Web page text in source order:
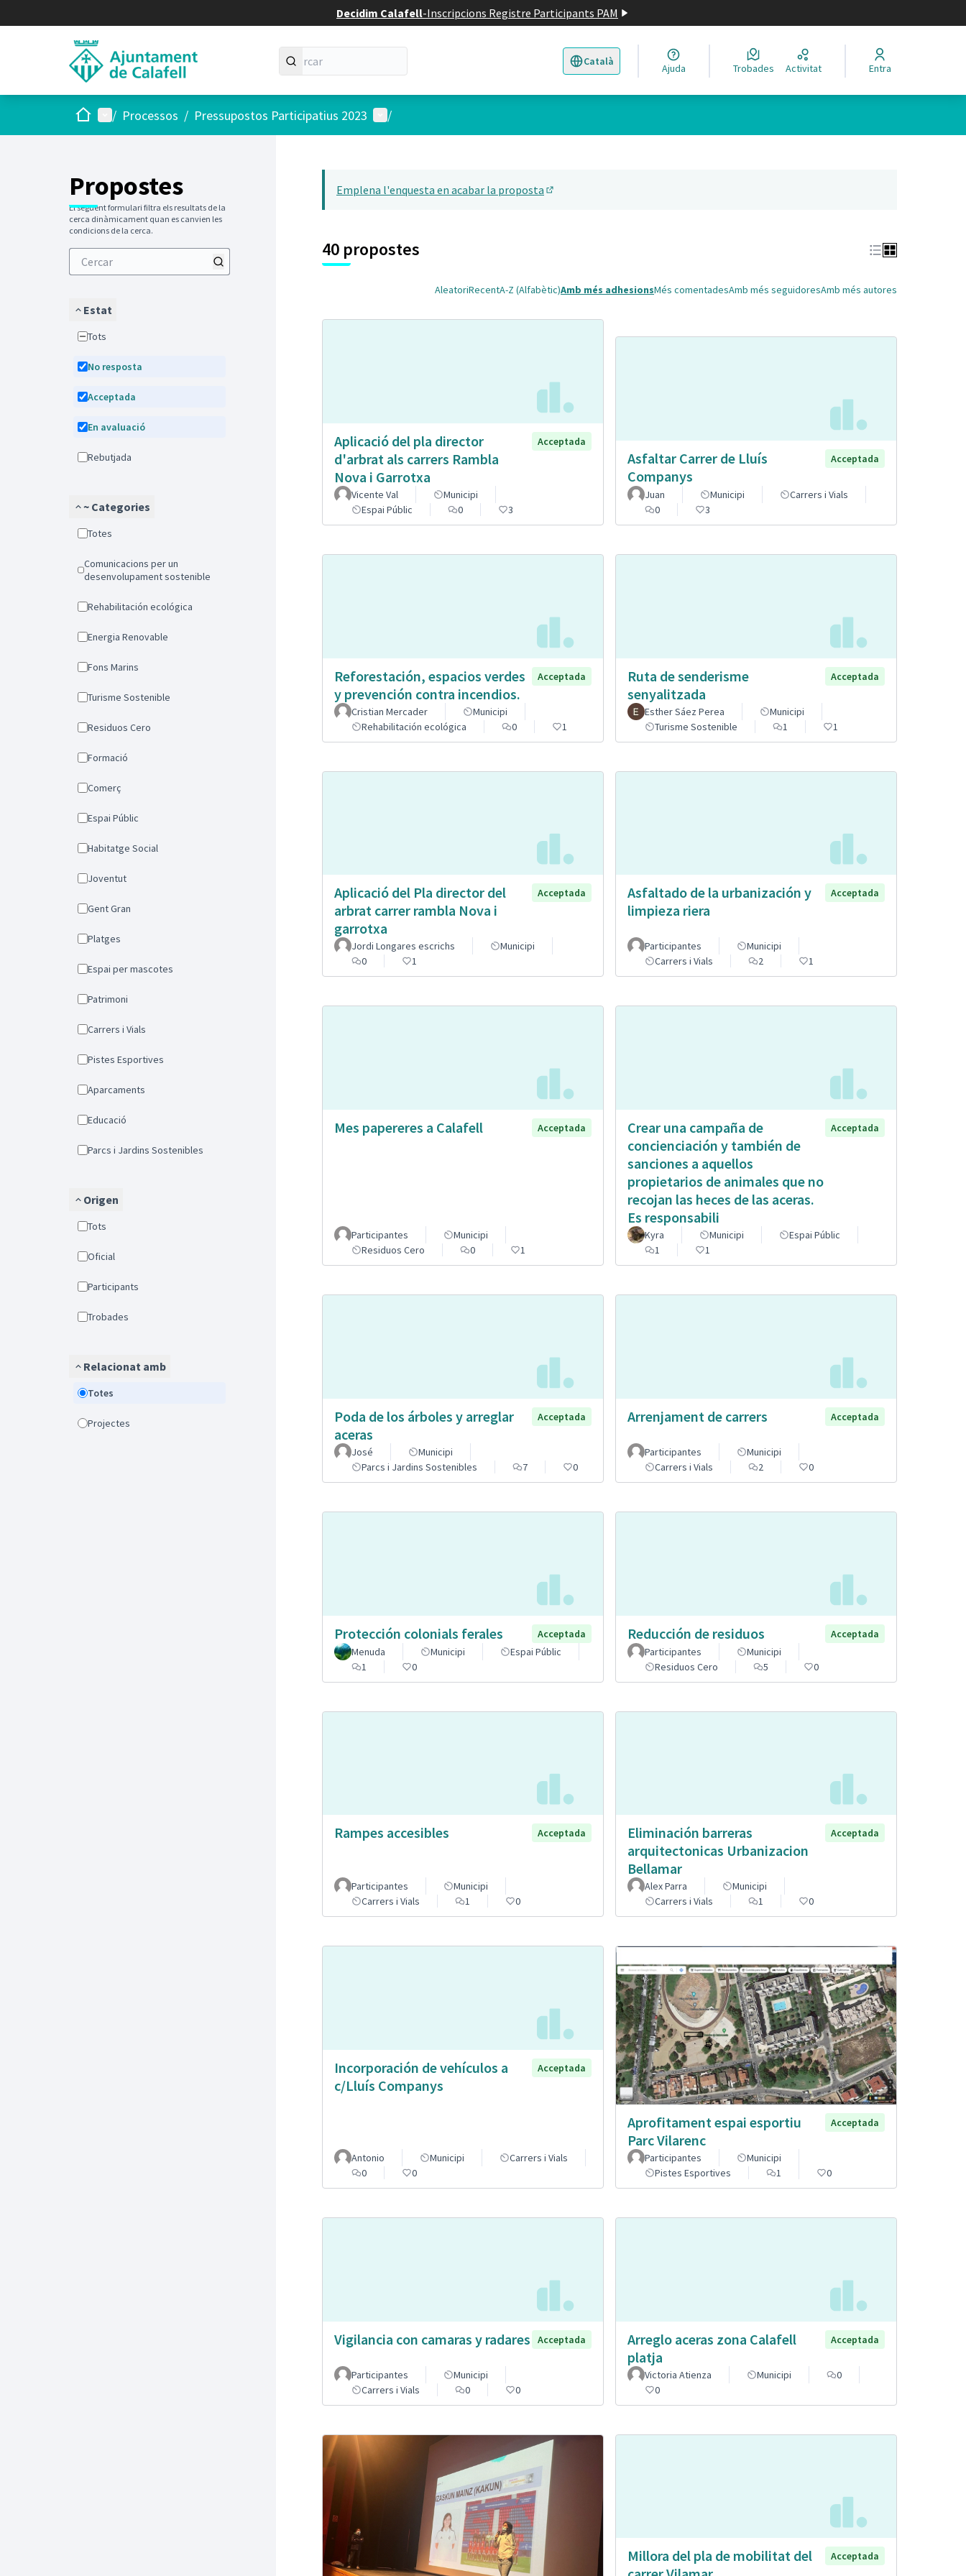
Decidim Calafell-Inscripcions Registre Participants PAM
Català
Triar la llengua Elegir el idioma
Ajuda Trobades Activitat Entra
Inici Menú principal
/ Processos / Pressupostos Participatius 2023 Menú d'usuari
/
Propostes
El següent formulari filtra els resultats de la
cerca dinàmicament quan es canvien les
condicions de la cerca.
Estat
Tots
No resposta
Acceptada
En avaluació
Rebutjada
~ Categories
Totes
Comunicacions per un
desenvolupament sostenible
Rehabilitación ecológica
Energia Renovable
Fons Marins
Turisme Sostenible
Residuos Cero
Formació
Comerç
Espai Públic
Habitatge Social
Joventut
Gent Gran
Platges
Espai per mascotes
Patrimoni
Carrers i Vials
Pistes Esportives
Aparcaments
Educació
Parcs i Jardins Sostenibles
Origen
Tots
Oficial
Participants
Trobades
Relacionat amb
Totes
Projectes
14
Emplena l'enquesta en acabar la proposta
40 propostes
AleatoriRecentA-Z (Alfabètic)Amb més adhesionsMés comentadesAmb més seguidoresAmb més autores
Aplicació del pla director
d'arbrat als carrers Rambla
Nova i Garrotxa
Acceptada
Vicente Val
Municipi
Espai Públic
0 3
Asfaltar Carrer de Lluís
Companys
Acceptada
Juan Municipi
Carrers i Vials
0
3
Reforestación, espacios verdes
y prevención contra incendios.
Acceptada
Cristian Mercader
Municipi
Rehabilitación ecológica
0 1
Ruta de senderisme
senyalitzada
Acceptada
Esther Sáez Perea
Municipi
Turisme Sostenible
1 1
Aplicació del Pla director del
arbrat carrer rambla Nova i
garrotxa
Acceptada
Jordi Longares escrichs
Municipi
0
1
Asfaltado de la urbanización y
limpieza riera
Acceptada
Participantes
Municipi
Carrers i Vials
2 1
Mes papereres a Calafell Acceptada
Participantes
Municipi
Residuos Cero
0 1
Crear una campaña de
concienciación y también de
sanciones a aquellos
propietarios de animales que no
recojan las heces de las aceras.
Es responsabili
Acceptada
Kyra Municipi
Espai Públic
1
1
Poda de los árboles y arreglar
aceras
Acceptada
José
Municipi
Parcs i Jardins Sostenibles
7 0
Arrenjament de carrers Acceptada
Participantes
Municipi
Carrers i Vials
2 0
Protección colonials ferales
Acceptada
Menuda
Municipi
Espai Públic
1
0
Reducción de residuos
Acceptada
Participantes
Municipi
Residuos Cero
5 0
Rampes accesibles Acceptada
Participantes
Municipi
Carrers i Vials
1 0
Eliminación barreras
arquitectonicas Urbanizacion
Bellamar
Acceptada
Alex Parra
Municipi
Carrers i Vials
1 0
Incorporación de vehículos a
c/Lluís Companys
Acceptada
Antonio Municipi
Carrers i Vials
0
0
Aprofitament espai esportiu
Parc Vilarenc
Acceptada
Participantes
Municipi
Pistes Esportives
1 0
Vigilancia con camaras y radares Acceptada
Participantes
Municipi
Carrers i Vials
0 0
Arreglo aceras zona Calafell
platja
Acceptada
Victoria Atienza Municipi
0
0
Millora del pla de mobilitat del
Acceptada